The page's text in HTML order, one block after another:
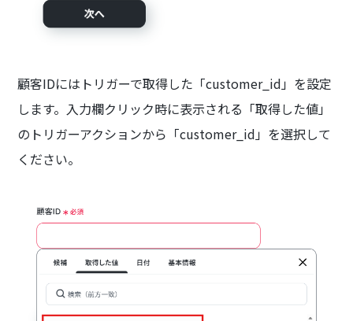
顧客IDにはトリガーで取得した「customer_id」を設定
します。入力欄クリック時に表示される「取得した値」
のトリガーアクションから「customer_id」を選択して
ください。